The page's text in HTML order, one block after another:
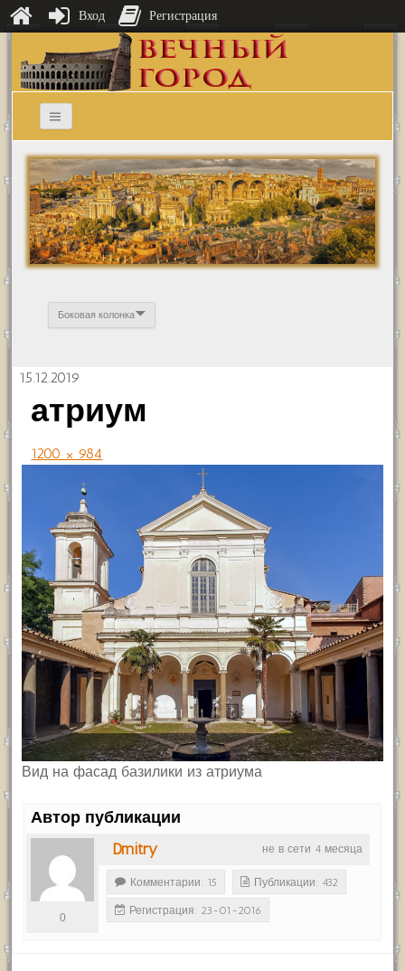
Боковая колонка
15.12.2019
атриум
1200 × 984
Вид на фасад базилики из атриума
Автор публикации
не в сети 4 месяца
Dmitry
0
Комментарии: 15 Публикации: 432
Регистрация: 23-01-2016
Вход Регистрация